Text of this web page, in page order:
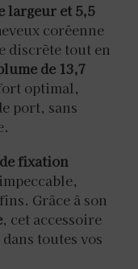
largeur et 5,5
coréenne
discrète tout en
de 13,7
optimal,
port, sans
fixation
Grâce à son
, cet accessoire
toutes vos